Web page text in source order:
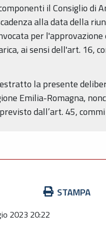
il Consiglio di
alla data della
per
ai sensi dell'art. 16,
la presente
Emilia-Romagna,
dall’art. 45,
STAMPA
2023 20:22